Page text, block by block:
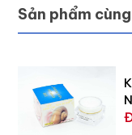
Sản phẩm